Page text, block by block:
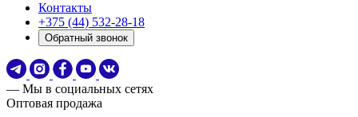
Контакты
+375 (44) 532-28-18
Обратный звонок
— Мы в социальных сетях
Оптовая продажа